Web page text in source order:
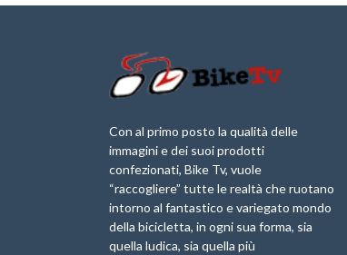
Con al primo posto la qualità delle
immagini e dei suoi prodotti
confezionati, Bike Tv, vuole
“raccogliere” tutte le realtà che ruotano
intorno al fantastico e variegato mondo
della bicicletta, in ogni sua forma, sia
quella ludica, sia quella più
Briko Torino – 11
Maggio 2025 – r
Marathon 2025”
Borghi&Castelli” –
Anteprima
1a Edizione
Granfondo